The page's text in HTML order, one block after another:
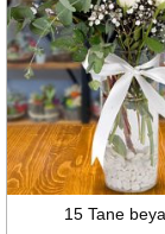
15 Tane